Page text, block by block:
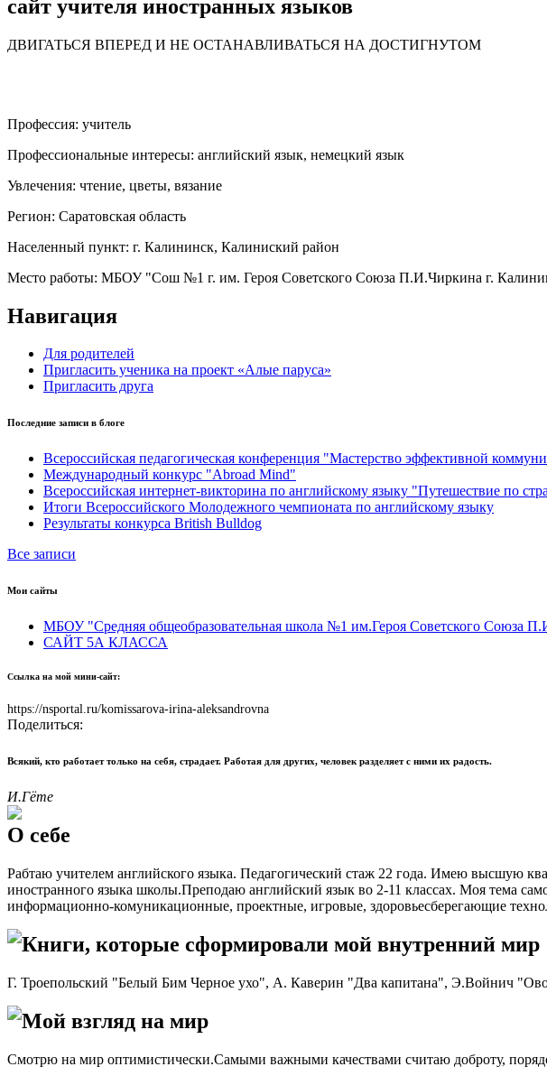
сайт учителя иностранных языков
ДВИГАТЬСЯ ВПЕРЕД И НЕ ОСТАНАВЛИВАТЬСЯ НА ДОСТИГНУТОМ
Профессия: учитель
Профессиональные интересы: английский язык, немецкий язык
Увлечения: чтение, цветы, вязание
Регион: Саратовская область
Населенный пункт: г. Калининск, Калиниский район
Место работы: МБОУ "Сош №1 г. им. Героя Советского Союза П.И.Чиркина г.
Навигация
Для родителей
Пригласить ученика на проект «Алые паруса»
Пригласить друга
Последние записи в блоге
Всероссийская педагогическая конференция "Мастерство эффективной
Международный конкурс "Abroad Mind"
Всероссийская интернет-викторина по английскому языку "Путешествие по
Итоги Всероссийского Молодежного чемпионата по английскому языку
Результаты конкурса British Bulldog
Все записи
Мои сайты
МБОУ "Средняя общеобразовательная школа №1 им.Героя Советского Союза
САЙТ 5А КЛАССА
Ссылка на мой мини-сайт:
https://nsportal.ru/komissarova-irina-aleksandrovna
Поделиться:
Всякий, кто работает только на себя, страдает. Работая для других, человек разделяет с ними их радость.
И.Гёте
О себе
Рабтаю учителем английского языка. Педагогический стаж 22 года. Имею высшую
иностранного языка школы.Преподаю английский язык во 2-11 классах. Моя тема
информационно-комуникационные, проектные, игровые, здоровьесберегающие
Книги, которые сформировали мой внутренний мир
Г. Троепольский "Белый Бим Черное ухо", А. Каверин "Два капитана", Э.Войнич
Мой взгляд на мир
Смотрю на мир оптимистически.Самыми важными качествами считаю доброту,